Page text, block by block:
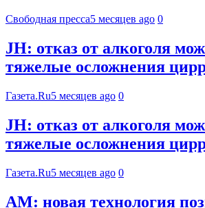
Свободная пресса5 месяцев ago 0
JH: отказ от алкоголя
тяжелые осложнения
Газета.Ru5 месяцев ago 0
JH: отказ от алкоголя
тяжелые осложнения
Газета.Ru5 месяцев ago 0
AM: новая технология